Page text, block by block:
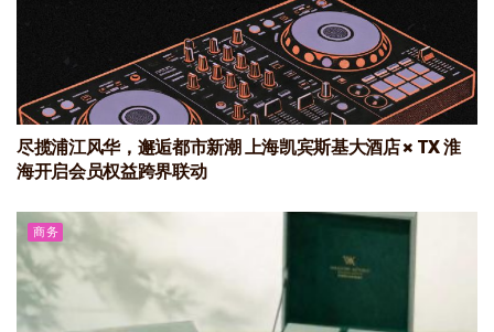
尽揽浦江风华，邂逅都市新潮 上海凯宾斯基大酒店 × TX 淮
海开启会员权益跨界联动
商务